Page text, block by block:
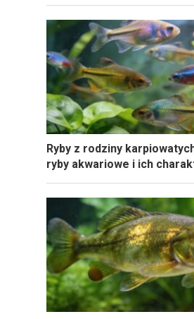
Ryby z rodziny
ryby akwariowe i ich